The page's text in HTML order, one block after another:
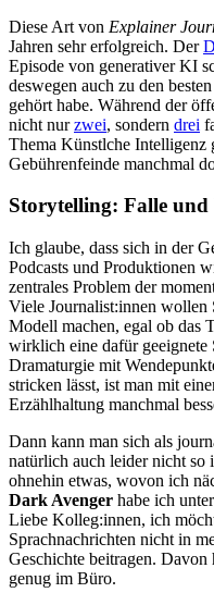
Diese Art von Explainer
Jahren sehr erfolgreich. Der
Episode von generativer KI
deswegen auch zu den
gehört habe. Während der
nicht nurzwei, sondern drei
Thema Künstlche Intelligenz
Gebührenfeinde manchmal
Storytelling: Falle und
Ich glaube, dass sich in der
Podcasts und Produktionen
zentrales Problem der
Viele Journalist:innen wollen
Modell machen, egal ob das
wirklich eine dafür geeignete
Dramaturgie mit
stricken lässt, ist man mit
Erzählhaltung manchmal
Dann kann man sich als
natürlich auch leider nicht so
ohnehin etwas, wovon ich
Dark Avenger habe ich
Liebe Kolleg:innen, ich
Sprachnachrichten nicht in
Geschichte beitragen. Davon
genug im Büro.